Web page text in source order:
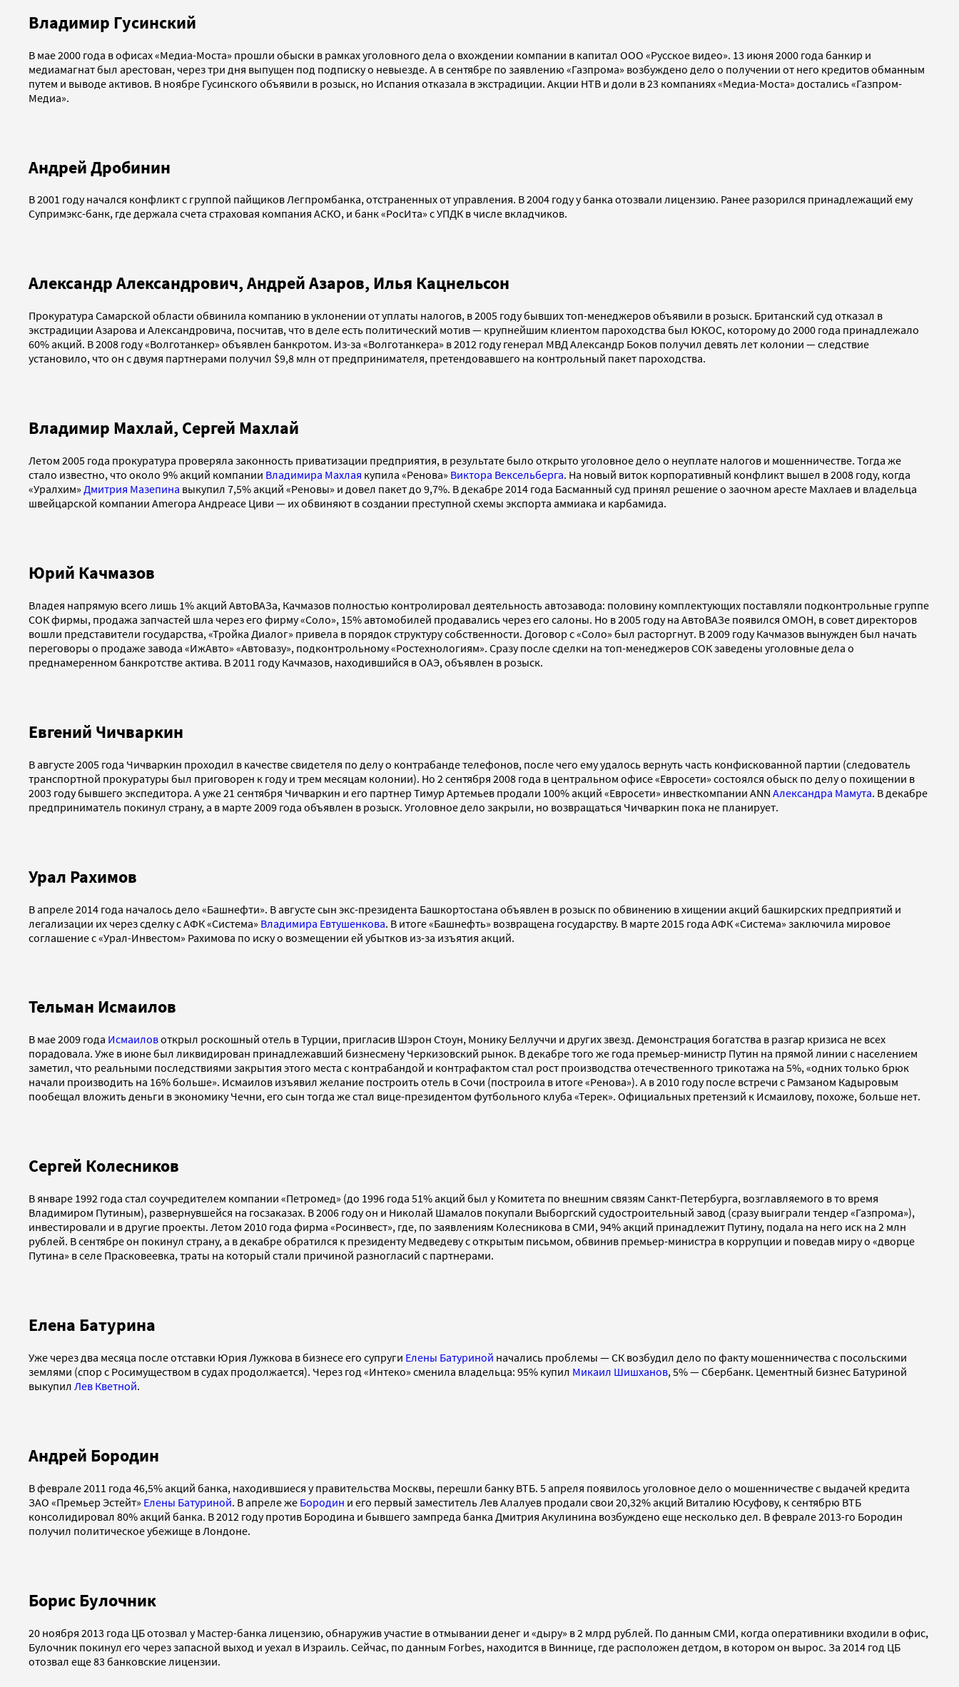
Владимир Гусинский
В мае 2000 года в офисах «Медиа-Моста» прошли обыски в рамках уголовного дела о вхождении компании в капитал ООО «Русское видео». 13 июня 2000 года банкир и
медиамагнат был арестован, через три дня выпущен под подписку о невыезде. А в сентябре по заявлению «Газпрома» возбуждено дело о получении от него кредитов обманным
путем и выводе активов. В ноябре Гусинского объявили в розыск, но Испания отказала в экстрадиции. Акции НТВ и доли в 23 компаниях «Медиа-Моста» достались «Газпром-
Медиа».
Андрей Дробинин
В 2001 году начался конфликт с группой пайщиков Легпромбанка, отстраненных от управления. В 2004 году у банка отозвали лицензию. Ранее разорился принадлежащий ему
Супримэкс-банк, где держала счета страховая компания АСКО, и банк «РосИта» с УПДК в числе вкладчиков.
Александр Алексан­дрович, Андрей Азаров, Илья Кацнельсон
Прокуратура Самарской области обвинила компанию в уклонении от уплаты налогов, в 2005 году бывших топ-менеджеров объявили в розыск. Британский суд отказал в
экстрадиции Азарова и Александровича, посчитав, что в деле есть политический мотив — крупнейшим клиентом пароходства был ЮКОС, которому до 2000 года принадлежало
60% акций. В 2008 году «Волготанкер» объявлен банкротом. Из-за «Волготанкера» в 2012 году генерал МВД Александр Боков получил девять лет колонии — следствие
установило, что он с двумя партнерами получил $9,8 млн от предпринимателя, претендовавшего на контрольный пакет пароходства.
Владимир Махлай, Сергей Махлай
Летом 2005 года прокуратура проверяла законность приватизации предприятия, в результате было открыто уголовное дело о неуплате налогов и мошенничестве. Тогда же
стало известно, что около 9% акций компании Владимира Махлая купила «Ренова» Виктора Вексельберга. На новый виток корпоративный конфликт вышел в 2008 году, когда
«Уралхим» Дмитрия Мазепина выкупил 7,5% акций «Реновы» и довел пакет до 9,7%. В декабре 2014 года Басманный суд принял решение о заочном аресте Махлаев и владельца
швейцарской компании Ameropa Андреасе Циви — их обвиняют в создании преступной схемы экспорта аммиака и карбамида.
Юрий Качмазов
Владея напрямую всего лишь 1% акций АвтоВАЗа, Качмазов полностью контролировал деятельность автозавода: половину комплектующих поставляли подконтрольные группе
СОК фирмы, продажа запчастей шла через его фирму «Соло», 15% автомобилей продавались через его салоны. Но в 2005 году на АвтоВАЗе появился ОМОН, в совет директоров
вошли представители государства, «Тройка Диалог» привела в порядок структуру собственности. Договор с «Соло» был расторгнут. В 2009 году Качмазов вынужден был начать
переговоры о продаже завода «ИжАвто» «Автовазу», подконтрольному «Ростехнологиям». Сразу после сделки на топ-менеджеров СОК заведены уголовные дела о
преднамеренном банкротстве актива. В 2011 году Качмазов, находившийся в ОАЭ, объявлен в розыск.
Евгений Чичваркин
В августе 2005 года Чичваркин проходил в качестве свидетеля по делу о контрабанде телефонов, после чего ему удалось вернуть часть конфискованной партии (следователь
транспортной прокуратуры был приговорен к году и трем месяцам колонии). Но 2 сентября 2008 года в центральном офисе «Евросети» состоялся обыск по делу о похищении в
2003 году бывшего экспедитора. А уже 21 сентября Чичваркин и его партнер Тимур Артемьев продали 100% акций «Евросети» инвесткомпании ANN Александра Мамута. В декабре
предприниматель покинул страну, а в марте 2009 года объявлен в розыск. Уголовное дело закрыли, но возвращаться Чичваркин пока не планирует.
Урал Рахимов
В апреле 2014 года началось дело «Башнефти». В августе сын экс-президента Башкортостана объявлен в розыск по обвинению в хищении акций башкирских предприятий и
легализации их через сделку с АФК «Система» Владимира Евтушенкова. В итоге «Башнефть» возвращена государству. В марте 2015 года АФК «Система» заключила мировое
соглашение с «Урал-Инвестом» Рахимова по иску о возмещении ей убытков из-за изъятия акций.
Тельман Исмаилов
В мае 2009 года Исмаиловоткрыл роскошный отель в Турции, пригласив Шэрон Стоун, Монику Беллуччи и других звезд. Демонстрация богатства в разгар кризиса не всех
порадовала. Уже в июне был ликвидирован принадлежавший бизнесмену Черкизовский рынок. В декабре того же года премьер-министр Путин на прямой линии с населением
заметил, что реальными последствиями закрытия этого места с контрабандой и контрафактом стал рост производства отечественного трикотажа на 5%, «одних только брюк
начали производить на 16% больше». Исмаилов изъявил желание построить отель в Сочи (построила в итоге «Ренова»). А в 2010 году после встречи с Рамзаном Кадыровым
пообещал вложить деньги в экономику Чечни, его сын тогда же стал вице-президентом футбольного клуба «Терек». Официальных претензий к Исмаилову, похоже, больше нет.
Сергей Колесников
В январе 1992 года стал соучредителем компании «Петромед» (до 1996 года 51% акций был у Комитета по внешним связям Санкт-Петербурга, возглавляемого в то время
Владимиром Путиным), развернувшейся на госзаказах. В 2006 году он и Николай Шамалов покупали Выборгский судостроительный завод (сразу выиграли тендер «Газпрома»),
инвестировали и в другие проекты. Летом 2010 года фирма «Росинвест», где, по заявлениям Колесникова в СМИ, 94% акций принадлежит Путину, подала на него иск на 2 млн
рублей. В сентябре он покинул страну, а в декабре обратился к президенту Медведеву с открытым письмом, обвинив премьер-министра в коррупции и поведав миру о «дворце
Путина» в селе Прасковеевка, траты на который стали причиной разногласий с партнерами.
Елена Батурина
Уже через два месяца после отставки Юрия Лужкова в бизнесе его супруги Елены Батуриной начались проблемы — СК возбудил дело по факту мошенничества с посольскими
землями (спор с Росимуществом в судах продолжается). Через год «Интеко» сменила владельца: 95% купил Микаил Шишханов, 5% — Сбербанк. Цементный бизнес Батуриной
выкупил Лев Кветной.
Андрей Бородин
В феврале 2011 года 46,5% акций банка, находившиеся у правительства Москвы, перешли банку ВТБ. 5 апреля появилось уголовное дело о мошенничестве с выдачей кредита
ЗАО «Премьер Эстейт» Елены Батуриной. В апреле же Бородин и его первый заместитель Лев Алалуев продали свои 20,32% акций Виталию Юсуфову, к сентябрю ВТБ
консолидировал 80% акций банка. В 2012 году против Бородина и бывшего зампреда банка Дмитрия Акулинина возбуждено еще несколько дел. В феврале 2013-го Бородин
получил политическое убежище в Лондоне.
Борис Булочник
20 ноября 2013 года ЦБ отозвал у Мастер-банка лицензию, обнаружив участие в отмывании денег и «дыру» в 2 млрд рублей. По данным СМИ, когда оперативники входили в офис,
Булочник покинул его через запасной выход и уехал в Израиль. Сейчас, по данным Forbes, находится в Виннице, где расположен детдом, в котором он вырос. За 2014 год ЦБ
отозвал еще 83 банковские лицензии.